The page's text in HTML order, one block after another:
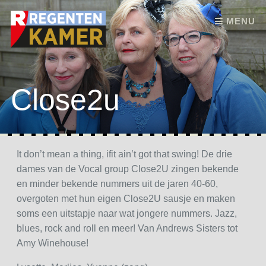
MENU
Skip to content
Close2u
It don’t mean a thing, ifit ain’t got that swing! De drie
dames van de Vocal group Close2U zingen bekende
en minder bekende nummers uit de jaren 40-60,
overgoten met hun eigen Close2U sausje en maken
soms een uitstapje naar wat jongere nummers. Jazz,
blues, rock and roll en meer! Van Andrews Sisters tot
Amy Winehouse!